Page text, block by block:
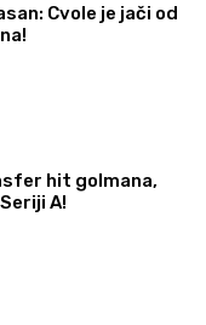
Cvole je jači od
hit golmana,
A!